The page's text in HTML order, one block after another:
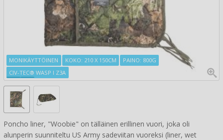
MONIKÄYTTÖINEN KOKO: 210 X 150CM
PAINO: 800G
CIV-TEC® WASP I Z3A
Poncho liner, "Woobie" on tälläinen erillinen vuori, joka oli
alunperin suunniteltu US Army sadeviitan vuoreksi (liner, wet